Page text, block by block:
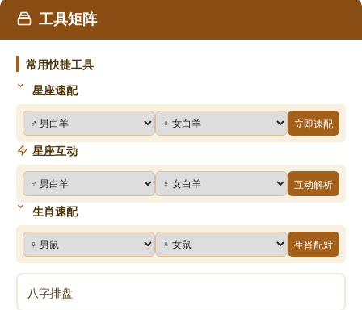
以，不管你现在过得是什么样的生活，是落破潦倒，是
病痛悲苦，是一无所有，都没有关系，重要的是你的意
念，只要你常发正念，总是往好的想，并深信不移，那
就对了!
现代物理学有一个最伟大的发现，那就是「物质就是
能量」。这也是爱因斯坦对人类所作的最大贡献，他向
我们揭示，物质只是能量的一种形式。这世界上的万事
万物都是由能量所形成，不管是石头、木头、桌椅，
你、我，包括我们的眼睛、耳朵、鼻子都是由能量所形
成。
在佛教经典《般若心经》也提到：「色即是空，空即
是色。」我们肉眼所见到的并非真实存在，肉眼看不到
的才是真实的存在。说得更明白一点，我们看到房屋、
工具矩阵
常用快捷工具
星座速配
立即速配
星座互动
互动解析
生肖速配
生肖配对
八字排盘